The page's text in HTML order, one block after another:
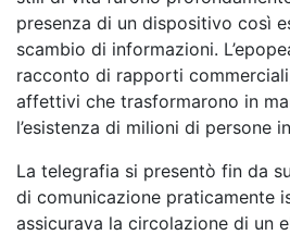
presenza di un dispositivo così
scambio di informazioni.
racconto di rapporti
affettivi che trasformarono in
l’esistenza di milioni di persone
La telegrafia si presentò fin da
di comunicazione praticamente
assicurava la circolazione di un